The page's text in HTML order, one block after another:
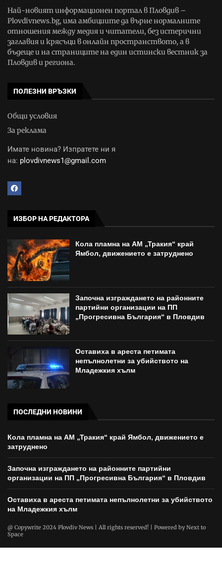
Най-новият информационен портал в Пловдив –
Plovdivnews.bg, има амбициите да върне нормалните
отношения между медия и читатели, без истерични
заглавия и крясъци в онлайн пространството, а в
бъдеще и на страниците на един истински вестник за
Пловдив и региона.
ПОЛЕЗНИ ВРЪЗКИ
Общи условия
За реклама
Имате новина? Изпратете ни я
на: plovdivnews1@gmail.com
ИЗБОР НА РЕДАКТОРА
Кола пламна на АМ „Тракия“ край
Ямбол, движението е затруднено
Започна изграждането на районните
партийни организации на ПП
„Прогресивна България“ в Пловдив
Оставиха в ареста петимата
непълнолетни за убийството на
Младежкия хълм
ПОСЛЕДНИ НОВИНИ
Кола пламна на АМ „Тракия“ край Ямбол, движението е
затруднено
Започна изграждането на районните партийни
организации на ПП „Прогресивна България“ в Пловдив
Оставиха в ареста петимата непълнолетни за убийството
на Младежкия хълм
@ Copywrite 2024 Plovdiv News | All rights reserved! | Powered byNext to
Space